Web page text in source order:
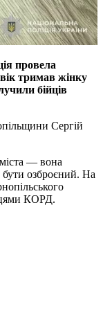
провела
тримав жінку
бійців
Сергій
— вона
бути озброєний. На
КОРД.